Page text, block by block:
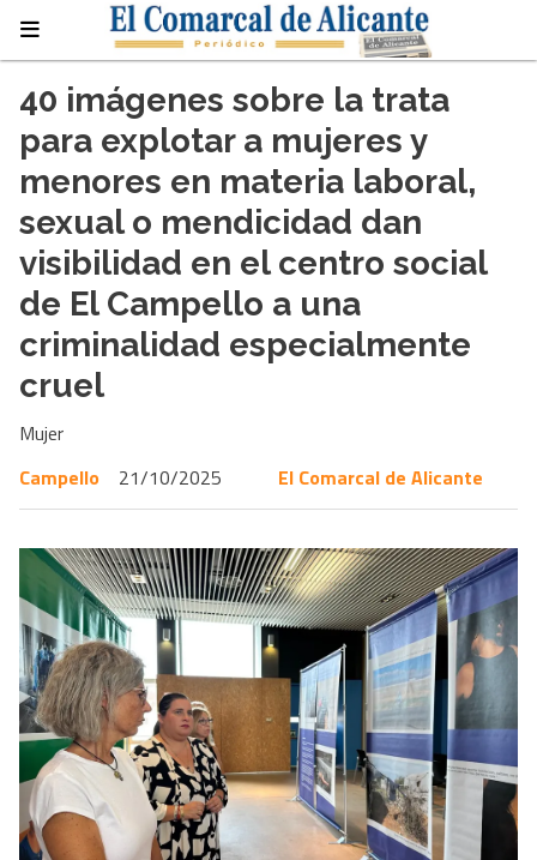
40 imágenes sobre la trata
para explotar a mujeres y
menores en materia laboral,
sexual o mendicidad dan
visibilidad en el centro social
de El Campello a una
criminalidad especialmente
cruel
Mujer
Campello
21/10/2025 El Comarcal de Alicante